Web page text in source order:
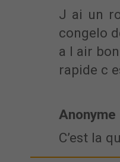
J ai un
congelo
a l air
rapide c
Anonyme
C’est la